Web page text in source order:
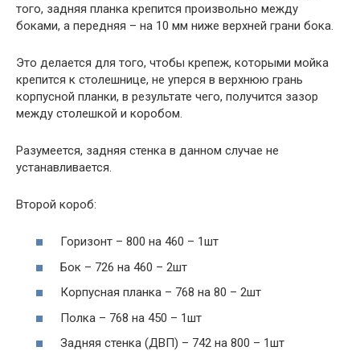
того, задняя планка крепится произвольно между
боками, а передняя – на 10 мм ниже верхней грани бока.
Это делается для того, чтобы крепеж, которыми мойка
крепится к столешнице, не уперся в верхнюю грань
корпусной планки, в результате чего, получится зазор
между столешкой и коробом.
Разумеется, задняя стенка в данном случае не
устанавливается.
Второй короб:
Горизонт – 800 на 460 – 1шт
Бок – 726 на 460 – 2шт
Корпусная планка – 768 на 80 – 2шт
Полка – 768 на 450 – 1шт
Задняя стенка (ДВП) – 742 на 800 – 1шт